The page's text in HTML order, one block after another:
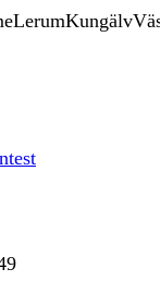
LerumKungälv